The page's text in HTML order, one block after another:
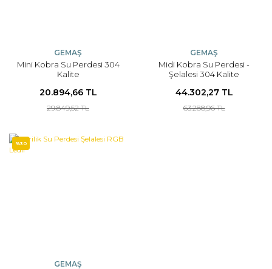
GEMAŞ
Mini Kobra Su Perdesi 304
Kalite
20.894,66 TL
29.849,52 TL
GEMAŞ
Midi Kobra Su Perdesi -
Şelalesi 304 Kalite
44.302,27 TL
63.288,96 TL
%30
GEMAŞ